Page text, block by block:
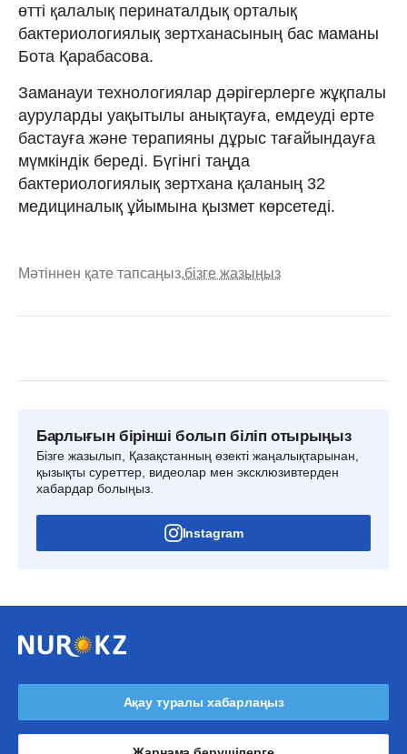
өтті қалалық перинаталдық орталық
бактериологиялық зертханасының бас маманы
Бота Қарабасова.
Заманауи технологиялар дәрігерлерге жұқпалы
ауруларды уақытылы анықтауға, емдеуді ерте
бастауға және терапияны дұрыс тағайындауға
мүмкіндік береді. Бүгінгі таңда
бактериологиялық зертхана қаланың 32
медициналық ұйымына қызмет көрсетеді.
Мәтіннен қате тапсаңыз,бізге жазыңыз
Барлығын бірінші болып біліп отырыңыз
Бізге жазылып, Қазақстанның өзекті жаңалықтарынан,
қызықты суреттер, видеолар мен эксклюзивтерден
хабардар болыңыз.
Instagram
Ақау туралы хабарлаңыз